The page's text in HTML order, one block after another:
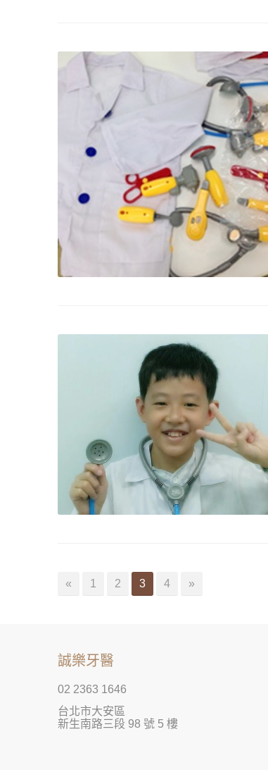
« 1 2 3 4 »
誠樂牙醫
02 2363 1646
台北市大安區
新生南路三段 98 號 5 樓